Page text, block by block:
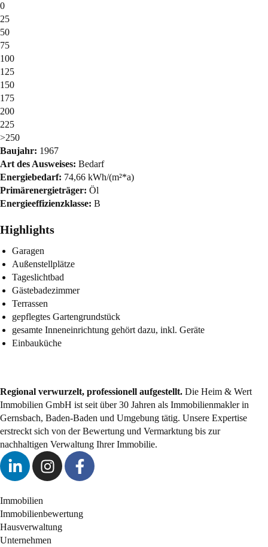
0
25
50
75
100
125
150
175
200
225
>250
Baujahr: 1967
Art des Ausweises: Bedarf
Energiebedarf: 74,66 kWh/(m²*a)
Primärenergieträger: Öl
Energieeffizienzklasse: B
Highlights
Garagen
Außenstellplätze
Tageslichtbad
Gästebadezimmer
Terrassen
gepflegtes Gartengrundstück
gesamte Inneneinrichtung gehört dazu, inkl. Geräte
Einbauküche
Regional verwurzelt, professionell aufgestellt. Die Heim & Wert
Immobilien GmbH ist seit über 30 Jahren als Immobilienmakler in
Gernsbach, Baden-Baden und Umgebung tätig. Unsere Expertise
erstreckt sich von der Bewertung und Vermarktung bis zur
nachhaltigen Verwaltung Ihrer Immobilie.
Immobilien
Immobilienbewertung
Hausverwaltung
Unternehmen